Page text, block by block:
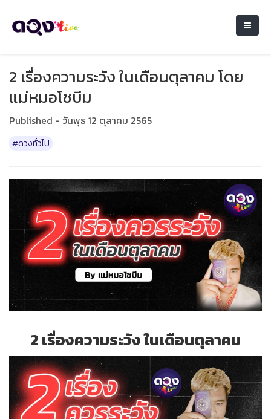
2 เรื่องความระวัง ในเดือนตุลาคม โดย
แม่หมอโซบีม
Published - วันพุธ 12 ตุลาคม 2565
#ดวงทั่วไป
2 เรื่องความระวัง ในเดือนตุลาคม